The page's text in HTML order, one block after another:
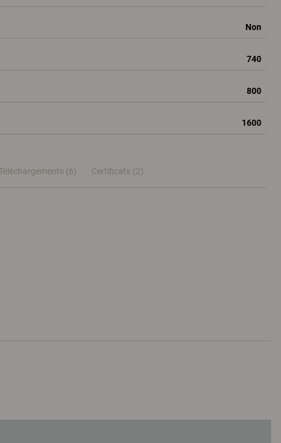
Non
740
800
1600
(6) Certificats (2)